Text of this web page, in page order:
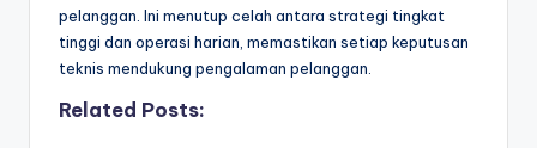
pelanggan. Ini menutup celah antara strategi tingkat
tinggi dan operasi harian, memastikan setiap keputusan
teknis mendukung pengalaman pelanggan.
Related Posts: